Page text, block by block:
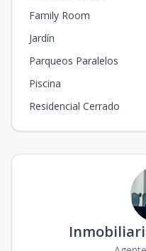
Family Room
Jardín
Parqueos Paralelos
Piscina
Residencial Cerrado